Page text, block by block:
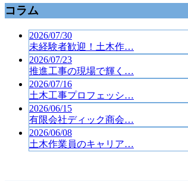
コラム
2026/07/30
未経験者歓迎！土木作…
2026/07/23
推進工事の現場で輝く…
2026/07/16
土木工事プロフェッシ…
2026/06/15
有限会社ディック商会…
2026/06/08
土木作業員のキャリア…